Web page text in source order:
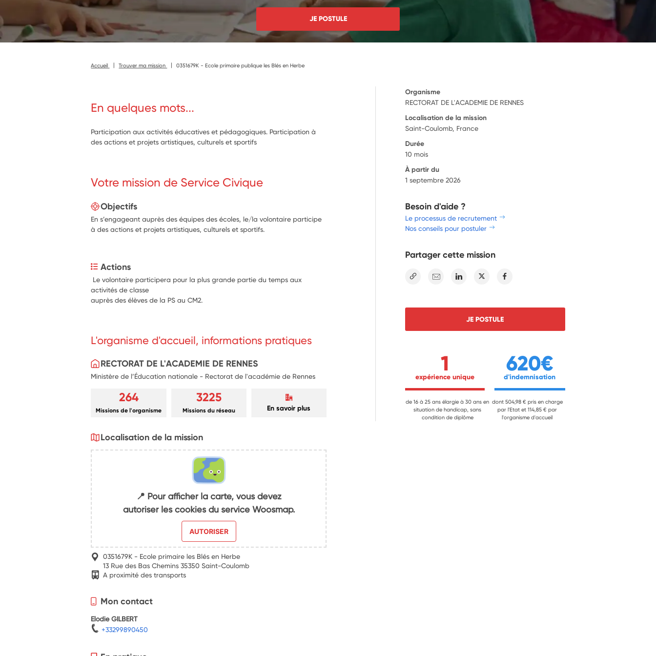
JE POSTULE
Accueil Trouver ma mission 0351679K - Ecole primaire publique les Blés en Herbe
En quelques mots...
Participation aux activités éducatives et pédagogiques. Participation à
des actions et projets artistiques, culturels et sportifs
Votre mission de Service Civique
Objectifs
En s’engageant auprès des équipes des écoles, le/la volontaire participe
à des actions et projets artistiques, culturels et sportifs.
Actions
Le volontaire participera pour la plus grande partie du temps aux
activités de classe
auprès des élèves de la PS au CM2.
L'organisme d'accueil, informations pratiques
RECTORAT DE L'ACADEMIE DE RENNES
Ministère de l’Éducation nationale - Rectorat de l'académie de Rennes
264
Missions de l'organisme
3225
Missions du réseau En savoir plus
Localisation de la mission
📍 Pour afficher la carte, vous devez
autoriser les cookies du service Woosmap.
AUTORISER
0351679K - Ecole primaire les Blés en Herbe
13 Rue des Bas Chemins 35350 Saint-Coulomb
A proximité des transports
Mon contact
Elodie GILBERT
+33299890450
Organisme
RECTORAT DE L'ACADEMIE DE RENNES
Localisation de la mission
Saint-Coulomb, France
Durée
10 mois
À partir du
1 septembre 2026
Besoin d'aide ?
Le processus de recrutement
Nos conseils pour postuler
Partager cette mission
E-mail Linkedin Twitter
JE POSTULE
1
expérience unique
de 16 à 25 ans élargie à 30 ans en
situation de handicap, sans
condition de diplôme
620€
d'indemnisation
dont 504,98 € pris en charge
par l'Etat et 114,85 € par
l'organisme d'accueil